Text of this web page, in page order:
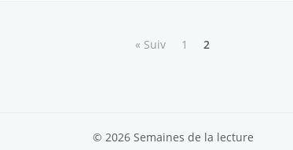
« Suiv 1 2
© 2026 Semaines de la lecture